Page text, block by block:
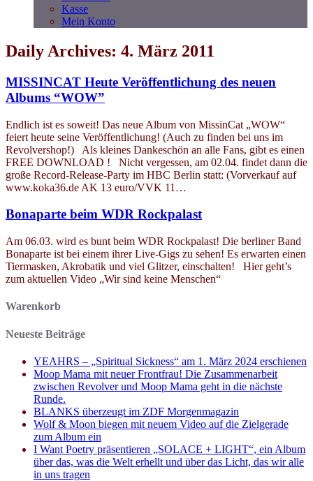
Kasse
Mein Konto
Daily Archives: 4. März 2011
MISSINCAT Heute Veröffentlichung des neuen
Albums “WOW”
Endlich ist es soweit! Das neue Album von MissinCat „WOW“
feiert heute seine Veröffentlichung! (Auch zu finden bei uns im
Revolvershop!) Als kleines Dankeschön an alle Fans, gibt es einen
FREE DOWNLOAD ! Nicht vergessen, am 02.04. findet dann die
große Record-Release-Party im HBC Berlin statt: (Vorverkauf auf
www.koka36.de AK 13 euro/VVK 11…
Bonaparte beim WDR Rockpalast
Am 06.03. wird es bunt beim WDR Rockpalast! Die berliner Band
Bonaparte ist bei einem ihrer Live-Gigs zu sehen! Es erwarten einen
Tiermasken, Akrobatik und viel Glitzer, einschalten! Hier geht’s
zum aktuellen Video „Wir sind keine Menschen“
Warenkorb
Neueste Beiträge
YEAHRS – „Spiritual Sickness“ am 1. März 2024 erschienen
Moop Mama mit neuer Frontfrau! Die Zusammenarbeit
zwischen Revolver und Moop Mama geht in die nächste
Runde.
BLANKS überzeugt im ZDF Morgenmagazin
Wolf & Moon biegen mit neuem Video auf die Zielgerade
zum Album ein
I Want Poetry präsentieren „SOLACE + LIGHT“, ein Album
über das, was die Welt erhellt und über das Licht, das wir alle
in uns tragen